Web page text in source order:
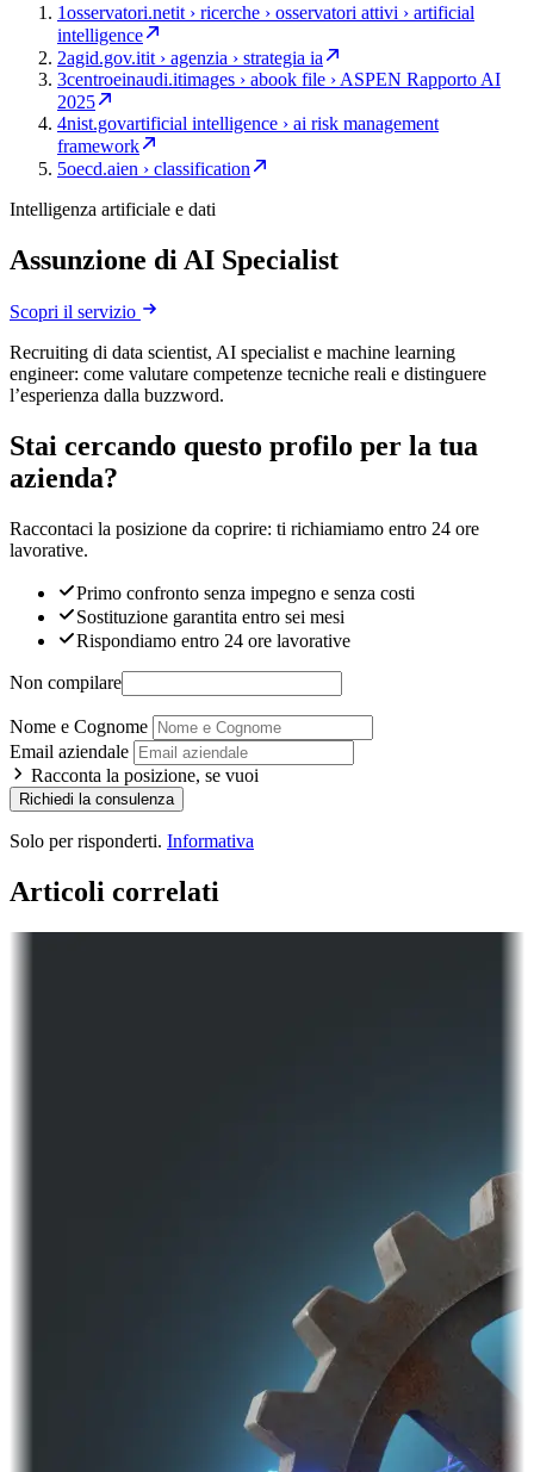
1osservatori.netit › ricerche › osservatori attivi › artificial
intelligence
2agid.gov.itit › agenzia › strategia ia
3centroeinaudi.itimages › abook file › ASPEN Rapporto AI
2025
4nist.govartificial intelligence › ai risk management
framework
5oecd.aien › classification
Intelligenza artificiale e dati
Assunzione di AI Specialist
Scopri il servizio
Recruiting di data scientist, AI specialist e machine learning
engineer: come valutare competenze tecniche reali e distinguere
l’esperienza dalla buzzword.
Stai cercando questo profilo per la tua
azienda?
Raccontaci la posizione da coprire: ti richiamiamo entro 24 ore
lavorative.
Primo confronto senza impegno e senza costi
Sostituzione garantita entro sei mesi
Rispondiamo entro 24 ore lavorative
Non compilare
Nome e Cognome
Email aziendale
Racconta la posizione, se vuoi
Richiedi la consulenza
Solo per risponderti. Informativa
Articoli correlati